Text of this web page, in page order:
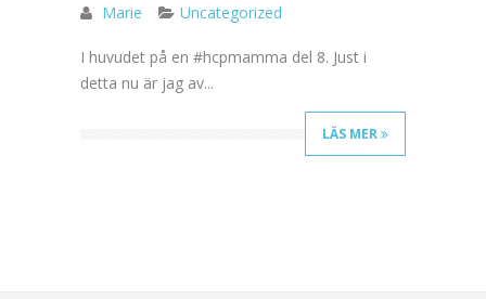
Marie Uncategorized
I huvudet på en #hcpmamma del 8. Just i
detta nu är jag av...
LÄS MER